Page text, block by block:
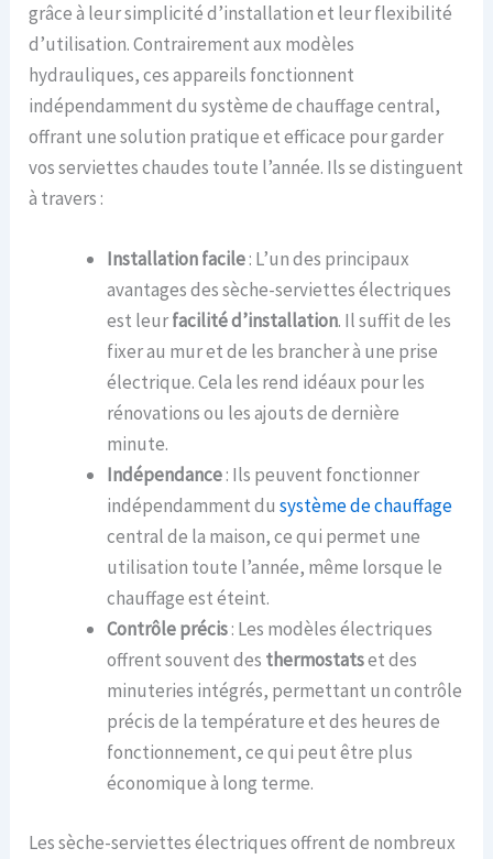
grâce à leur simplicité d’installation et leur flexibilité
d’utilisation. Contrairement aux modèles
hydrauliques, ces appareils fonctionnent
indépendamment du système de chauffage central,
offrant une solution pratique et efficace pour garder
vos serviettes chaudes toute l’année. Ils se distinguent
à travers :
Installation facile: L’un des principaux
avantages des sèche-serviettes électriques
est leurfacilité d’installation. Il suffit de les
fixer au mur et de les brancher à une prise
électrique. Cela les rend idéaux pour les
rénovations ou les ajouts de dernière
minute.
Indépendance: Ils peuvent fonctionner
indépendamment dusystème de chauffage
central de la maison, ce qui permet une
utilisation toute l’année, même lorsque le
chauffage est éteint.
Contrôle précis: Les modèles électriques
offrent souvent des thermostatset des
minuteries intégrés, permettant un contrôle
précis de la température et des heures de
fonctionnement, ce qui peut être plus
économique à long terme.
Les sèche-serviettes électriques offrent de nombreux